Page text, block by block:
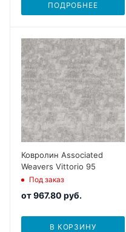
ПОДРОБНЕЕ
Ковролин Associated
Weavers Vittorio 95
Под заказ
от967.80 руб.
В КОРЗИНУ